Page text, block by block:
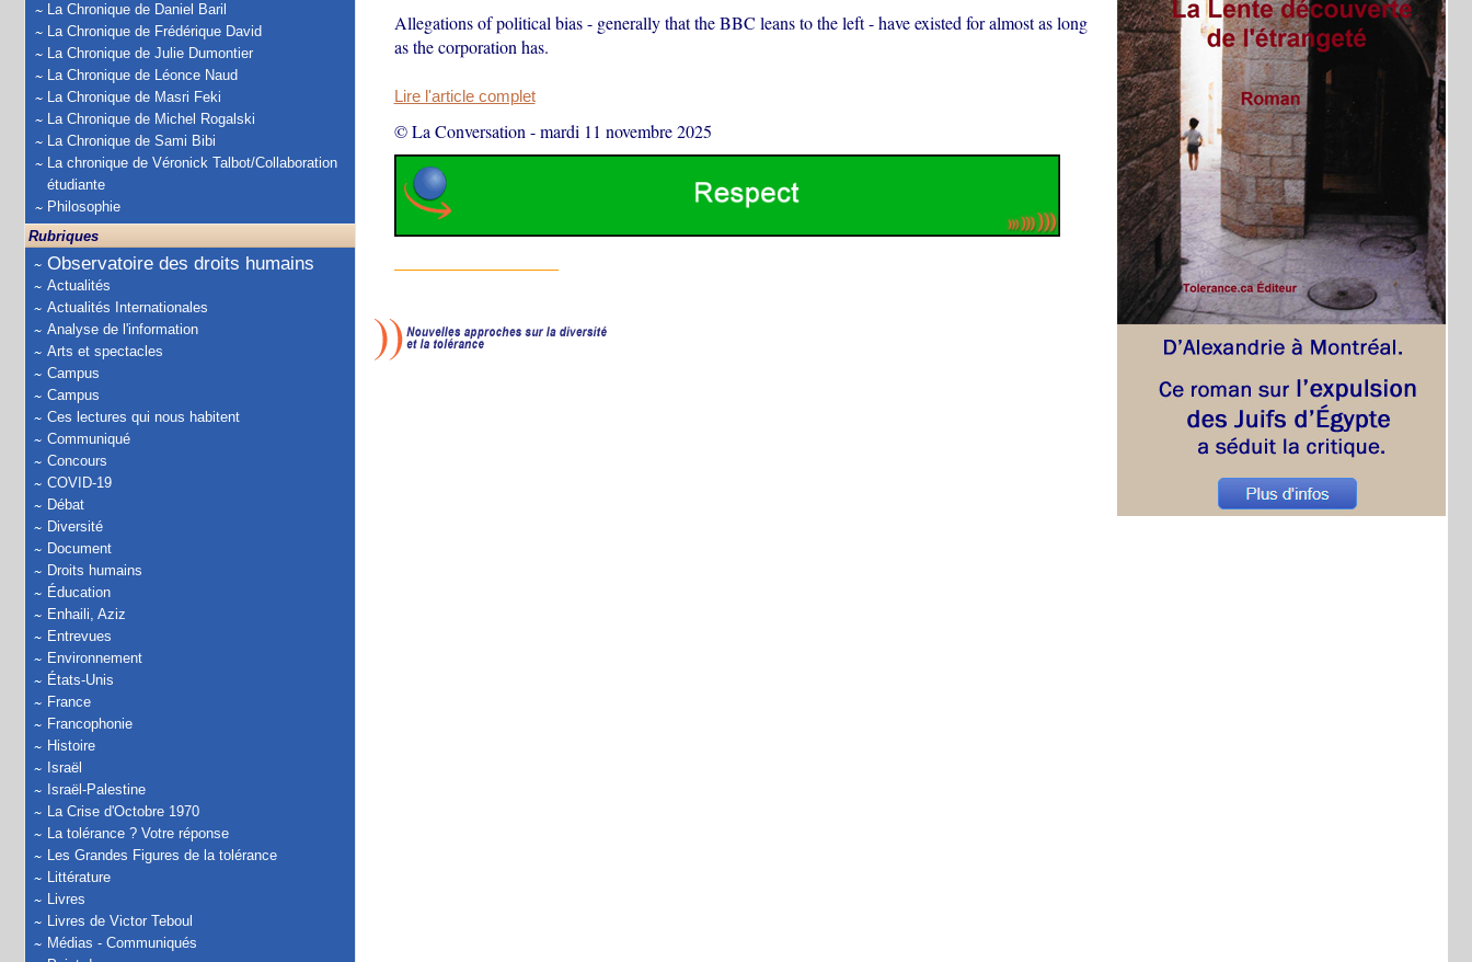
La Chronique de Daniel Baril
La Chronique de Frédérique David
La Chronique de Julie Dumontier
La Chronique de Léonce Naud
La Chronique de Masri Feki
La Chronique de Michel Rogalski
La Chronique de Sami Bibi
La chronique de Véronick Talbot/Collaboration
étudiante
Philosophie
Rubriques
Observatoire des droits humains
Actualités
Actualités Internationales
Analyse de l'information
Arts et spectacles
Campus
Campus
Ces lectures qui nous habitent
Communiqué
Concours
COVID-19
Débat
Diversité
Document
Droits humains
Éducation
Enhaili, Aziz
Entrevues
Environnement
États-Unis
France
Francophonie
Histoire
Israël
Israël-Palestine
La Crise d'Octobre 1970
La tolérance ? Votre réponse
Les Grandes Figures de la tolérance
Littérature
Livres
Livres de Victor Teboul
Médias - Communiqués
Allegations of political bias - generally that the BBC leans to the left - have existed for almost as long
as the corporation has.
Lire l'article complet
© La Conversation -mardi 11 novembre 2025